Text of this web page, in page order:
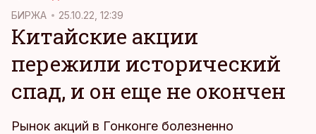
БИРЖА 25.10.22, 12:39
Китайские акции
пережили исторический
спад, и он еще не окончен
Рынок акций в Гонконге болезненно